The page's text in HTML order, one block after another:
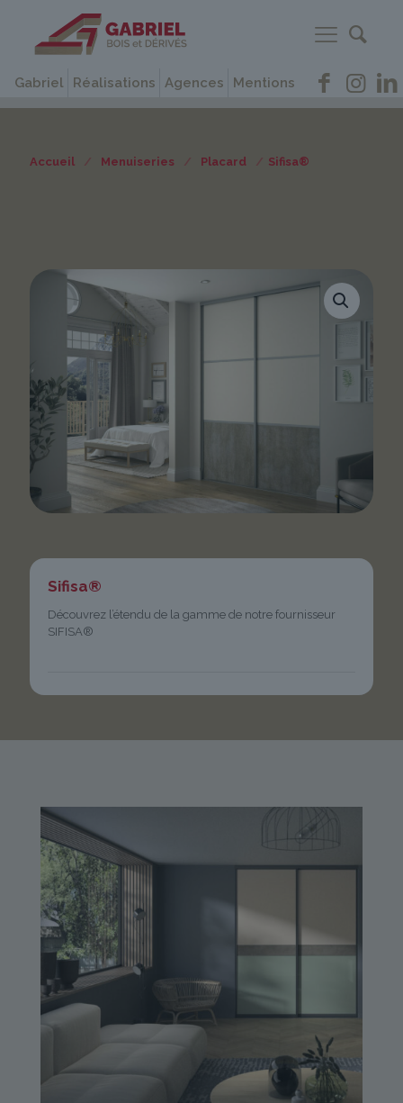
Gabriel Réalisations Agences Mentions
Accueil / Menuiseries / Placard / Sifisa®
Sifisa®
Découvrez l’étendu de la gamme de notre fournisseur
SIFISA®